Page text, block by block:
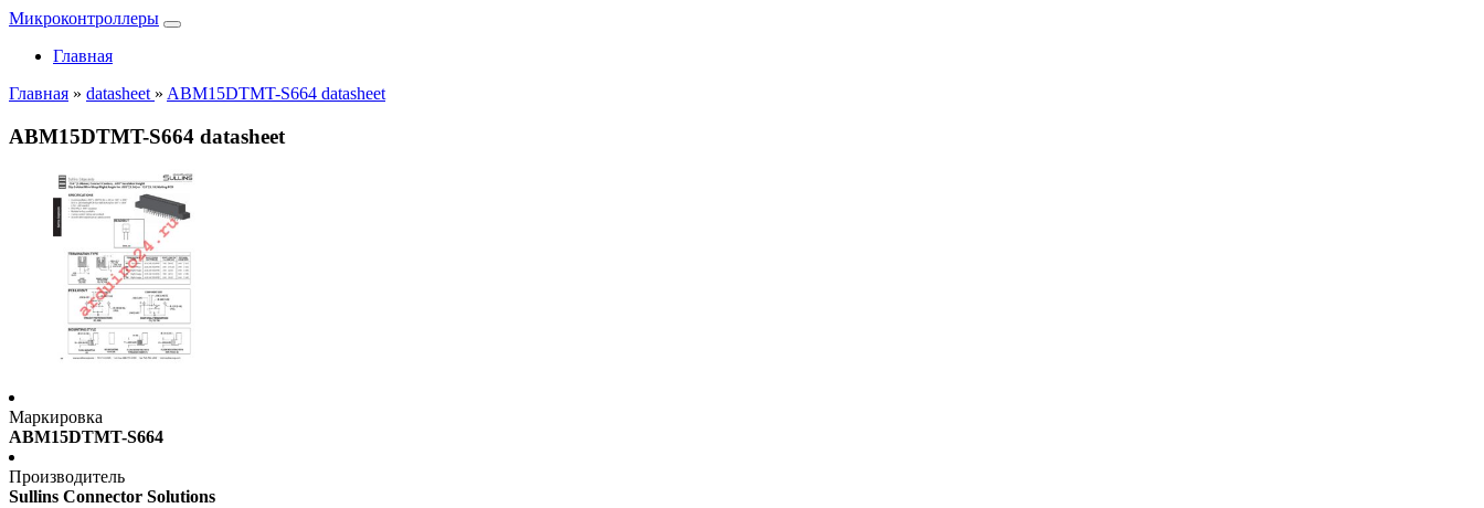
Микроконтроллеры
Главная
Главная » datasheet » ABM15DTMT-S664 datasheet
ABM15DTMT-S664 datasheet
Маркировка
ABM15DTMT-S664
Производитель
Sullins Connector Solutions